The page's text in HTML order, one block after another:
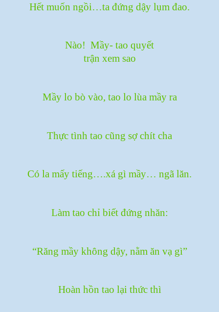
Hết muốn ngồi…ta đứng dậy lụm đao.
Nào! Mầy- tao quyết
trận xem sao
Mầy lo bò vào, tao lo lùa mầy ra
Thực tình tao cũng sợ chít cha
Có la mấy tiếng….xá gì mầy… ngã lăn.
Làm tao chỉ biết đứng nhăn:
“Răng mầy không dậy, nằm ăn vạ gì”
Hoàn hồn tao lại thức thì